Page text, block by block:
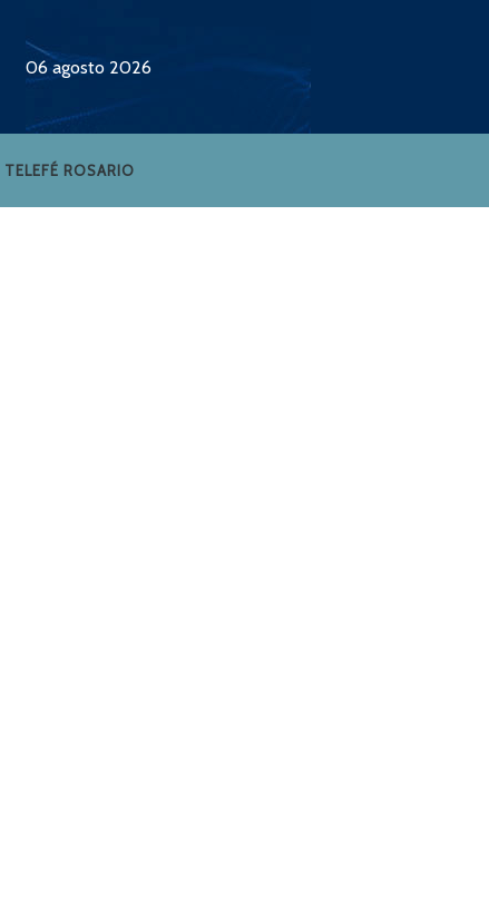
06 agosto 2026
TELEFÉ ROSARIO